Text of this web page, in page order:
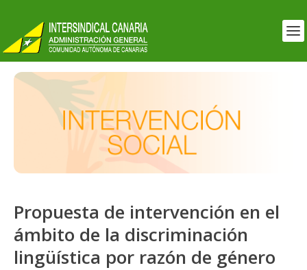
Propuesta de intervención en el
ámbito de la discriminación
lingüística por razón de género